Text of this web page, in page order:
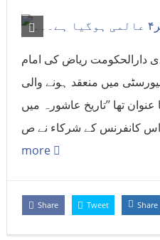
دارالحکومت ریاض کی امام
میں منعقد ہونے والی
تھا ’’تاریخ عاشورہ میں
more
Share Tweet Share